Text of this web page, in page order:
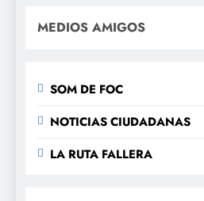
MEDIOS AMIGOS
SOM DE FOC
NOTICIAS CIUDADANAS
LA RUTA FALLERA